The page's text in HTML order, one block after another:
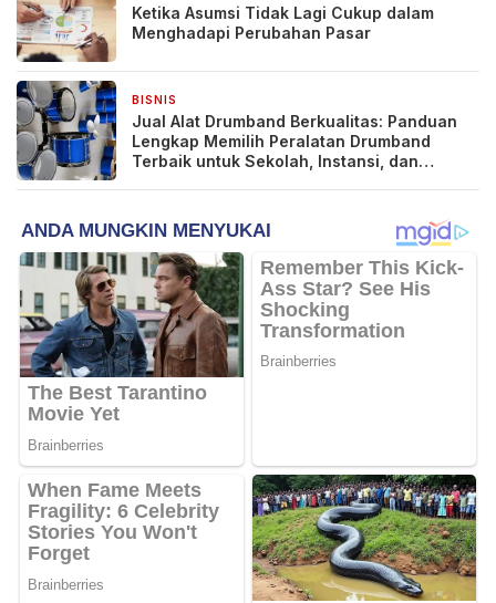
Ketika Asumsi Tidak Lagi Cukup dalam
Menghadapi Perubahan Pasar
BISNIS
Jual Alat Drumband Berkualitas: Panduan
Lengkap Memilih Peralatan Drumband
Terbaik untuk Sekolah, Instansi, dan